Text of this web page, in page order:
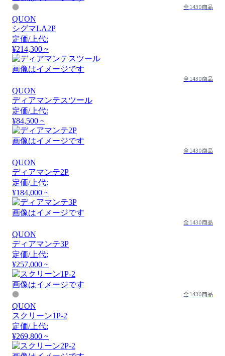
全1430商品
QUON
シグマLA2P
定価/上代:
¥214,300 ~
画像はイメージです
全1430商品
QUON
ディアマンテスツール
定価/上代:
¥84,500 ~
画像はイメージです
全1430商品
QUON
ディアマンテ2P
定価/上代:
¥184,000 ~
画像はイメージです
全1430商品
QUON
ディアマンテ3P
定価/上代:
¥257,000 ~
画像はイメージです
全1430商品
QUON
スクリーン1P-2
定価/上代:
¥269,800 ~